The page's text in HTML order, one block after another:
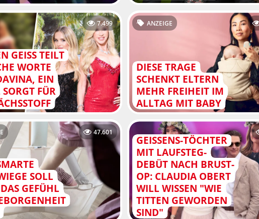
GEISS TEILT
WORTE
EIN
FÜR
7.499
DIESE TRAGE
SCHENKT ELTERN
MEHR FREIHEIT IM
ALLTAG MIT BABY
ANZEIGE
SOLL
GEFÜHL
47.601
GEISSENS-TÖCHTER
MIT LAUFSTEG-
DEBÜT NACH BRUST-
OP: CLAUDIA OBERT
WILL WISSEN "WIE
TITTEN GEWORDEN
SIND"